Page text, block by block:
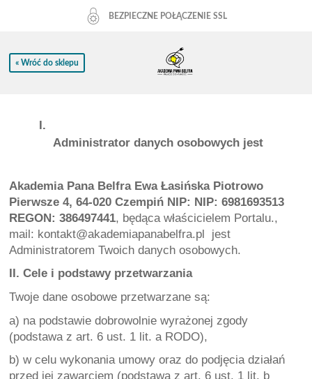
BEZPIECZNE POŁĄCZENIE SSL
« Wróć do sklepu
Administrator danych osobowych jest
Akademia Pana Belfra Ewa Łasińska Piotrowo
Pierwsze 4, 64-020 Czempiń NIP: NIP: 6981693513
REGON: 386497441, będąca właścicielem Portalu.,
mail: kontakt@akademiapanabelfra.pl  jest
Administratorem Twoich danych osobowych.
II. Cele i podstawy przetwarzania
Twoje dane osobowe przetwarzane są:
a) na podstawie dobrowolnie wyrażonej zgody
(podstawa z art. 6 ust. 1 lit. a RODO),
b) w celu wykonania umowy oraz do podjęcia działań
przed jej zawarciem (podstawa z art. 6 ust. 1 lit. b